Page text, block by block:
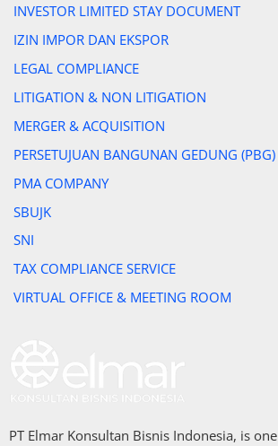
INVESTOR LIMITED STAY DOCUMENT
IZIN IMPOR DAN EKSPOR
LEGAL COMPLIANCE
LITIGATION & NON LITIGATION
MERGER & ACQUISITION
PERSETUJUAN BANGUNAN GEDUNG (PBG)
PMA COMPANY
SBUJK
SNI
TAX COMPLIANCE SERVICE
VIRTUAL OFFICE & MEETING ROOM
PT Elmar Konsultan Bisnis Indonesia, is